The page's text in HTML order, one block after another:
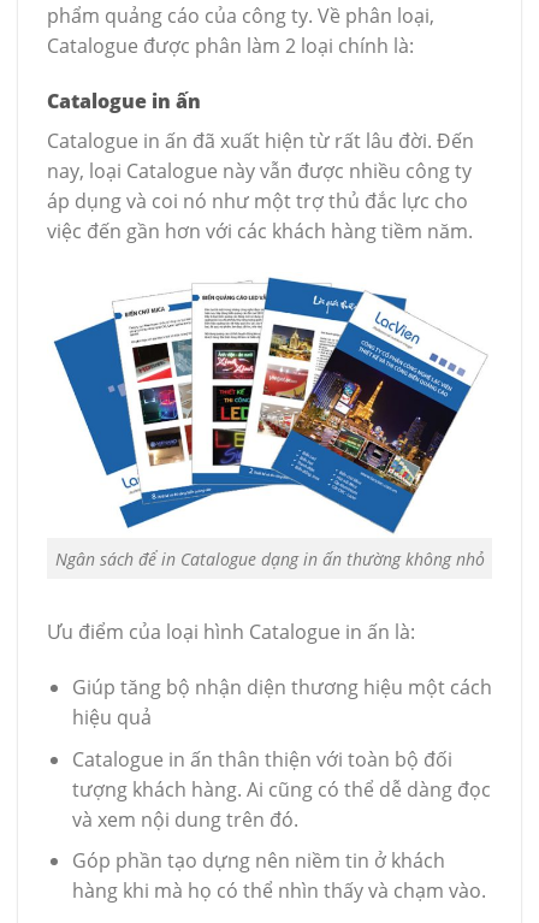
phẩm quảng cáo của công ty. Về phân loại,
Catalogue được phân làm 2 loại chính là:
Catalogue in ấn
Catalogue in ấn đã xuất hiện từ rất lâu đời. Đến
nay, loại Catalogue này vẫn được nhiều công ty
áp dụng và coi nó như một trợ thủ đắc lực cho
việc đến gần hơn với các khách hàng tiềm năm.
Ngân sách để in Catalogue dạng in ấn thường không nhỏ
Ưu điểm của loại hình Catalogue in ấn là:
Giúp tăng bộ nhận diện thương hiệu một cách
hiệu quả
Catalogue in ấn thân thiện với toàn bộ đối
tượng khách hàng. Ai cũng có thể dễ dàng đọc
và xem nội dung trên đó.
Góp phần tạo dựng nên niềm tin ở khách
hàng khi mà họ có thể nhìn thấy và chạm vào.